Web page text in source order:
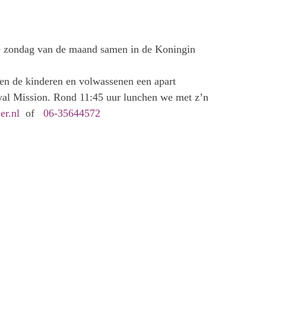
van de maand samen in de Koningin
de kinderen en volwassenen een apart
Mission. Rond 11:45 uur lunchen we met z’n
of 06-35644572